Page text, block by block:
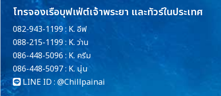
โทรจองเรือบุฟเฟ่ต์เจ้าพระยา และทัวร์ในประเทศ
082-943-1199 : K. อีฟ
088-215-1199 : K. ว่าน
086-448-5096 : K. ครีม
086-448-5097 : K. นุ่น
LINE ID : @Chillpainai